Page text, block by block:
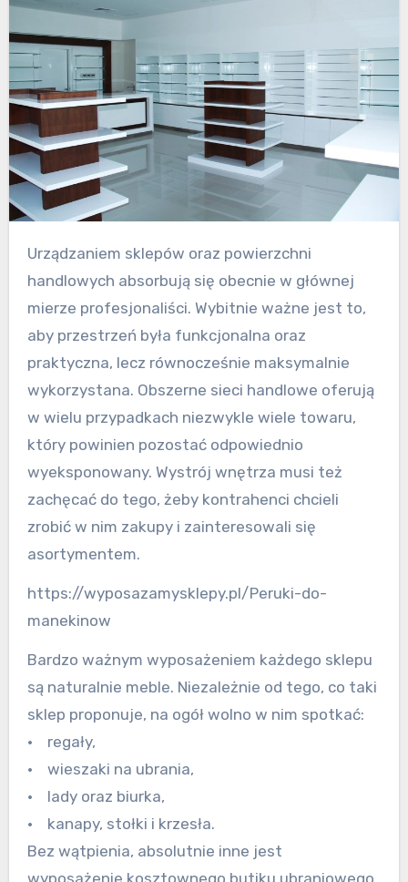
Urządzaniem sklepów oraz powierzchni
handlowych absorbują się obecnie w głównej
mierze profesjonaliści. Wybitnie ważne jest to,
aby przestrzeń była funkcjonalna oraz
praktyczna, lecz równocześnie maksymalnie
wykorzystana. Obszerne sieci handlowe oferują
w wielu przypadkach niezwykle wiele towaru,
który powinien pozostać odpowiednio
wyeksponowany. Wystrój wnętrza musi też
zachęcać do tego, żeby kontrahenci chcieli
zrobić w nim zakupy i zainteresowali się
asortymentem.
https://wyposazamysklepy.pl/Peruki-do-
manekinow
Bardzo ważnym wyposażeniem każdego sklepu
są naturalnie meble. Niezależnie od tego, co taki
sklep proponuje, na ogół wolno w nim spotkać:
• regały,
• wieszaki na ubrania,
• lady oraz biurka,
• kanapy, stołki i krzesła.
Bez wątpienia, absolutnie inne jest